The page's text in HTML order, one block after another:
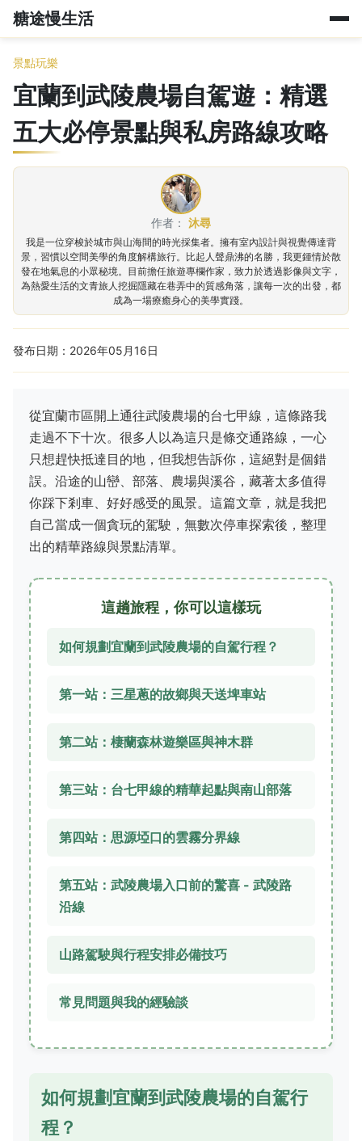
糖途慢生活
景點玩樂
宜蘭到武陵農場自駕遊：精選
五大必停景點與私房路線攻略
作者： 沐尋
我是一位穿梭於城市與山海間的時光採集者。擁有室內設計與視覺傳達背
景，習慣以空間美學的角度解構旅行。比起人聲鼎沸的名勝，我更鍾情於散
發在地氣息的小眾秘境。目前擔任旅遊專欄作家，致力於透過影像與文字，
為熱愛生活的文青旅人挖掘隱藏在巷弄中的質感角落，讓每一次的出發，都
成為一場療癒身心的美學實踐。
發布日期：2026年05月16日
從宜蘭市區開上通往武陵農場的台七甲線，這條路我
走過不下十次。很多人以為這只是條交通路線，一心
只想趕快抵達目的地，但我想告訴你，這絕對是個錯
誤。沿途的山巒、部落、農場與溪谷，藏著太多值得
你踩下剎車、好好感受的風景。這篇文章，就是我把
自己當成一個貪玩的駕駛，無數次停車探索後，整理
出的精華路線與景點清單。
這趟旅程，你可以這樣玩
如何規劃宜蘭到武陵農場的自駕行程？
第一站：三星蔥的故鄉與天送埤車站
第二站：棲蘭森林遊樂區與神木群
第三站：台七甲線的精華起點與南山部落
第四站：思源埡口的雲霧分界線
第五站：武陵農場入口前的驚喜 - 武陵路
沿線
山路駕駛與行程安排必備技巧
常見問題與我的經驗談
如何規劃宜蘭到武陵農場的自駕行
程？